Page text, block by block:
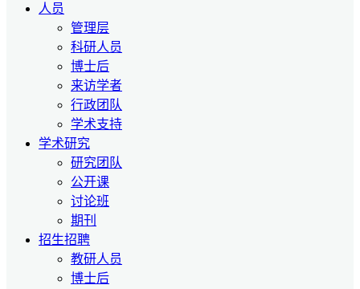
人员
管理层
科研人员
博士后
来访学者
行政团队
学术支持
学术研究
研究团队
公开课
讨论班
期刊
招生招聘
教研人员
博士后